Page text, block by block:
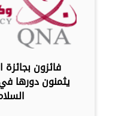
فائزون
يثمنون دورها